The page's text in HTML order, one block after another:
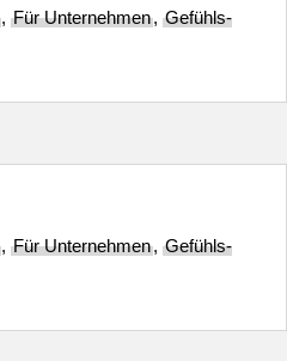
, Für Unternehmen, Gefühls-
, Für Unternehmen, Gefühls-